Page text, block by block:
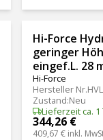
Hi-Force
geringer
eingef.L. 28
Hi-Force
Hersteller Nr.
Zustand:Neu
Lieferzeit ca. 1
344,26 €
409,67 € inkl.